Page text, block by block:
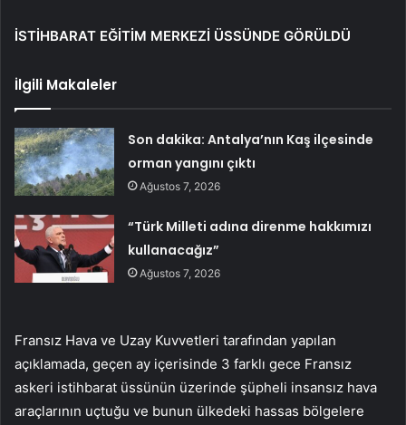
İSTİHBARAT EĞİTİM MERKEZİ ÜSSÜNDE GÖRÜLDÜ
İlgili Makaleler
Son dakika: Antalya’nın Kaş ilçesinde
orman yangını çıktı
Ağustos 7, 2026
“Türk Milleti adına direnme hakkımızı
kullanacağız”
Ağustos 7, 2026
Fransız Hava ve Uzay Kuvvetleri tarafından yapılan
açıklamada, geçen ay içerisinde 3 farklı gece Fransız
askeri istihbarat üssünün üzerinde şüpheli insansız hava
araçlarının uçtuğu ve bunun ülkedeki hassas bölgelere